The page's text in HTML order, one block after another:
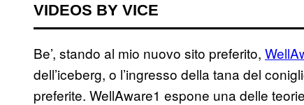
VIDEOS BY VICE
Be’, stando al mio nuovo sito preferito,
dell’iceberg, o l’ingresso della tana del
preferite. WellAware1 espone una delle